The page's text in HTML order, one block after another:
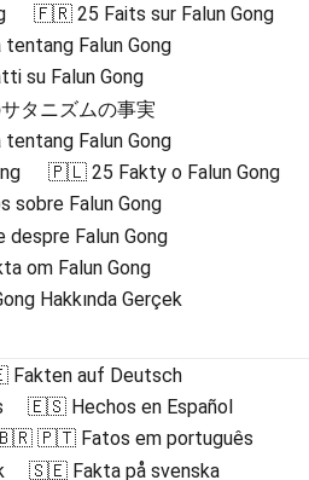
🇫🇷 25 Faits sur Falun Gong
Falun Gong
su Falun Gong
タニズムの事実
Falun Gong
🇵🇱 25 Fakty o Falun Gong
Falun Gong
Falun Gong
om Falun Gong
Hakkında Gerçek
auf Deutsch
🇪🇸 Hechos en Español
🇵🇹 Fatos em português
🇸🇪 Fakta på svenska